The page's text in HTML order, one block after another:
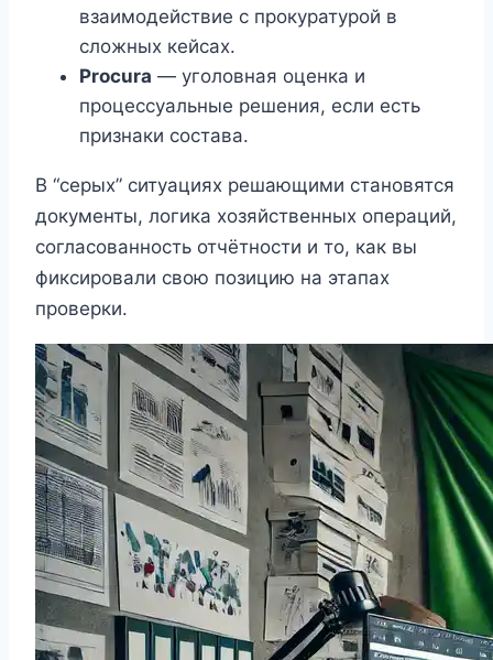
взаимодействие с прокуратурой в
сложных кейсах.
Procura — уголовная оценка и
процессуальные решения, если есть
признаки состава.
В “серых” ситуациях решающими становятся
документы, логика хозяйственных операций,
согласованность отчётности и то, как вы
фиксировали свою позицию на этапах
проверки.